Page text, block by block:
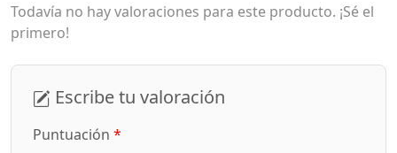
Todavía no hay valoraciones para este producto. ¡Sé el
primero!
Escribe tu valoración
Puntuación *